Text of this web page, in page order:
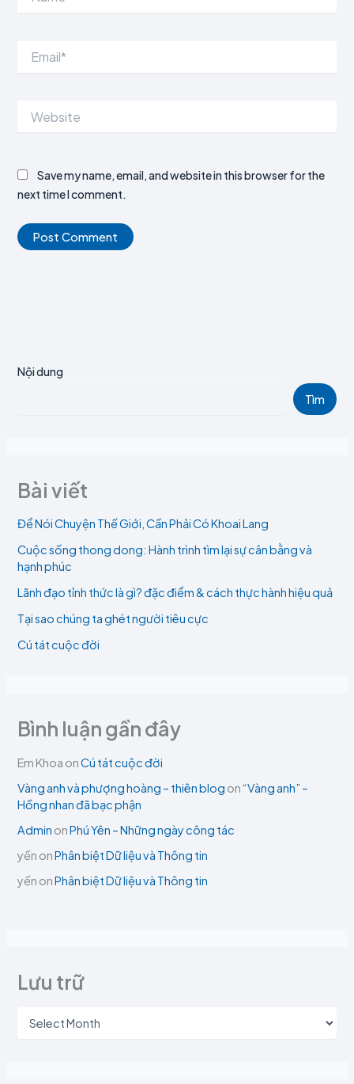
Save my name, email, and website in this browser for the
next time I comment.
Nội dung
Tìm
Bài viết
Để Nói Chuyện Thế Giới, Cần Phải Có Khoai Lang
Cuộc sống thong dong: Hành trình tìm lại sự cân bằng và
hạnh phúc
Lãnh đạo tỉnh thức là gì? đặc điểm & cách thực hành hiệu quả
Tại sao chúng ta ghét người tiêu cực
Cú tát cuộc đời
Bình luận gần đây
Em Khoa onCú tát cuộc đời
Vàng anh và phượng hoàng – thiên blog on“Vàng anh” –
Hồng nhan đã bạc phận
Admin onPhú Yên – Những ngày công tác
yến onPhân biệt Dữ liệu và Thông tin
yến onPhân biệt Dữ liệu và Thông tin
Lưu trữ